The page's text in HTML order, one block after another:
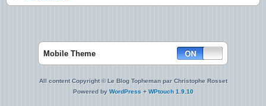
Mobile Theme
All content Copyright © Le Blog Topheman par Christophe Rosset
Powered by WordPress + WPtouch 1.9.10